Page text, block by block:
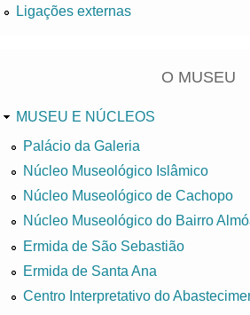
Ligações externas
O MUSEU
MUSEU E NÚCLEOS
Palácio da Galeria
Núcleo Museológico Islâmico
Núcleo Museológico de Cachopo
Núcleo Museológico do Bairro
Ermida de São Sebastião
Ermida de Santa Ana
Centro Interpretativo do